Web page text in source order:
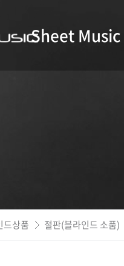
Sheet Music
드상품 절판(블라인드 소품)